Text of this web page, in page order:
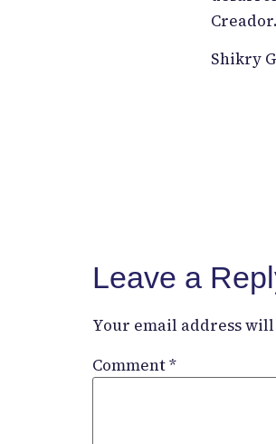
Creador.
Shikry
Leave a
Your email address
Comment*